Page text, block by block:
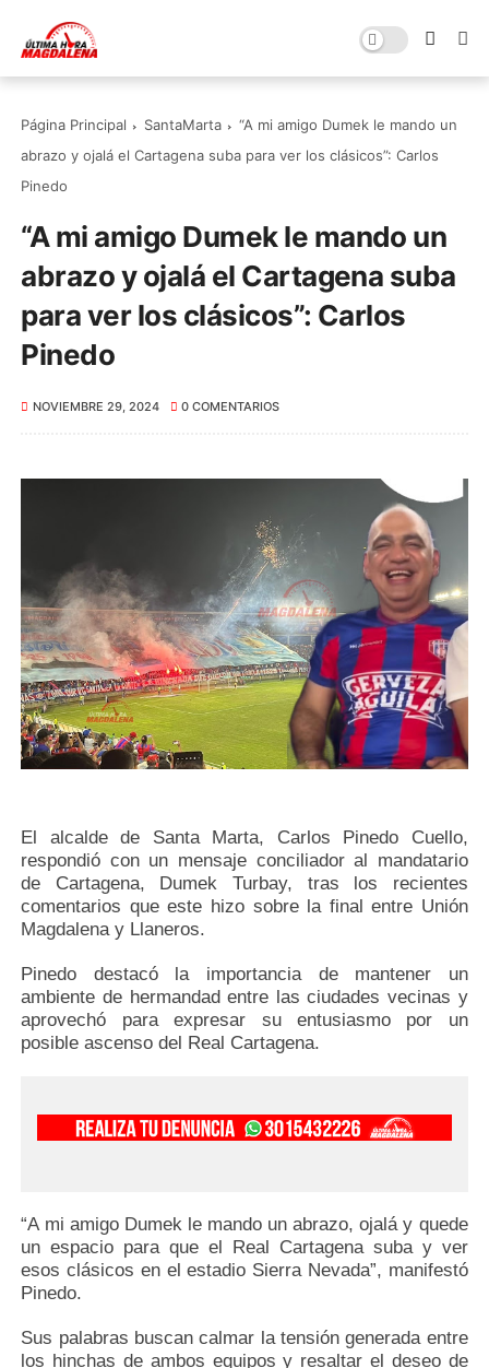
Página Principal SantaMarta
“A mi amigo Dumek le mando un
abrazo y ojalá el Cartagena suba para ver los clásicos”: Carlos
Pinedo
“A mi amigo Dumek le mando un
abrazo y ojalá el Cartagena suba
para ver los clásicos”: Carlos
Pinedo
NOVIEMBRE 29, 2024 0 COMENTARIOS
El alcalde de Santa Marta, Carlos Pinedo Cuello,
respondió con un mensaje conciliador al mandatario
de Cartagena, Dumek Turbay, tras los recientes
comentarios que este hizo sobre la final entre Unión
Magdalena y Llaneros.
Pinedo destacó la importancia de mantener un
ambiente de hermandad entre las ciudades vecinas y
aprovechó para expresar su entusiasmo por un
posible ascenso del Real Cartagena.
“A mi amigo Dumek le mando un abrazo, ojalá y quede
un espacio para que el Real Cartagena suba y ver
esos clásicos en el estadio Sierra Nevada”, manifestó
Pinedo.
Sus palabras buscan calmar la tensión generada entre
los hinchas de ambos equipos y resaltar el deseo de